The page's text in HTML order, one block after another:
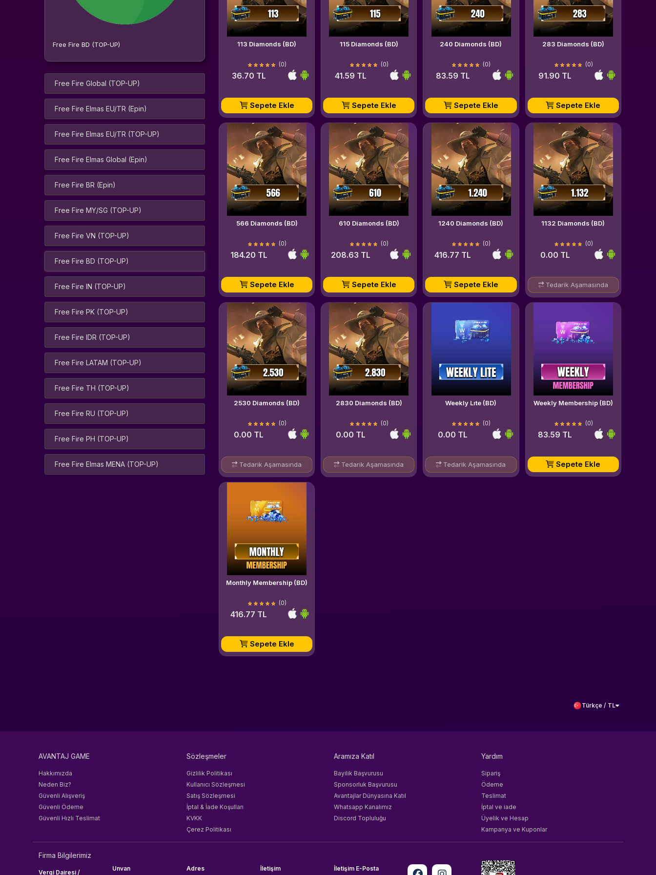
Free Fire BD (TOP-UP)
Free Fire Global (TOP-UP)
Free Fire Elmas EU/TR (Epin)
Free Fire Elmas EU/TR (TOP-UP)
Free Fire Elmas Global (Epin)
Free Fire BR (Epin)
Free Fire MY/SG (TOP-UP)
Free Fire VN (TOP-UP)
Free Fire BD (TOP-UP)
Free Fire IN (TOP-UP)
Free Fire PK (TOP-UP)
Free Fire IDR (TOP-UP)
Free Fire LATAM (TOP-UP)
Free Fire TH (TOP-UP)
Free Fire RU (TOP-UP)
Free Fire PH (TOP-UP)
Free Fire Elmas MENA (TOP-UP)
113 Diamonds (BD)
(0)
36.70 TL
Sepete Ekle
115 Diamonds (BD)
(0)
41.59 TL
Sepete Ekle
240 Diamonds (BD)
(0)
83.59 TL
Sepete Ekle
283 Diamonds (BD)
(0)
91.90 TL
Sepete Ekle
566 Diamonds (BD)
(0)
184.20 TL
Sepete Ekle
610 Diamonds (BD)
(0)
208.63 TL
Sepete Ekle
1240 Diamonds (BD)
(0)
416.77 TL
Sepete Ekle
1132 Diamonds (BD)
(0)
0.00 TL
Tedarik Aşamasında
2530 Diamonds (BD)
(0)
0.00 TL
Tedarik Aşamasında
2830 Diamonds (BD)
(0)
0.00 TL
Tedarik Aşamasında
Weekly Lıte (BD)
(0)
0.00 TL
Tedarik Aşamasında
Weekly Membership (BD)
(0)
83.59 TL
Sepete Ekle
Monthly Membership (BD)
(0)
416.77 TL
Sepete Ekle
Türkçe / TL
AVANTAJ GAME
Hakkımızda
Neden Biz?
Güvenli Alışveriş
Güvenli Ödeme
Güvenli Hızlı Teslimat
Sözleşmeler
Gizlilik Politikası
Kullanıcı Sözleşmesi
Satış Sözleşmesi
İptal & İade Koşulları
KVKK
Çerez Politikası
Aramıza Katıl
Bayilik Başvurusu
Sponsorluk Başvurusu
Avantajlar Dünyasına Katıl
Whatsapp Kanalımız
Discord Topluluğu
Yardım
Sipariş
Ödeme
Teslimat
İptal ve iade
Üyelik ve Hesap
Kampanya ve Kuponlar
Firma Bilgilerimiz
Vergi Dairesi /
Unvan
Adres
İletişim
İletişim E-Posta